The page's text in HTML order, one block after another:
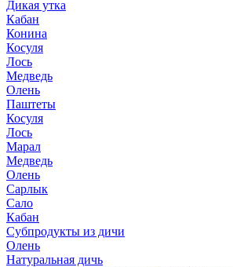
Дикая утка
Кабан
Конина
Косуля
Лось
Медведь
Олень
Паштеты
Косуля
Лось
Марал
Медведь
Олень
Сарлык
Сало
Кабан
Субпродукты из дичи
Олень
Натуральная дичь